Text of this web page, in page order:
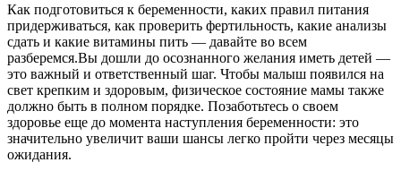
Как подготовиться к беременности, каких правил питания
придерживаться, как проверить фертильность, какие анализы
сдать и какие витамины пить — давайте во всем
разберемся.Вы дошли до осознанного желания иметь детей —
это важный и ответственный шаг. Чтобы малыш появился на
свет крепким и здоровым, физическое состояние мамы также
должно быть в полном порядке. Позаботьтесь о своем
здоровье еще до момента наступления беременности: это
значительно увеличит ваши шансы легко пройти через месяцы
ожидания.